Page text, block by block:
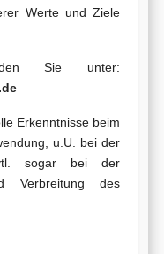
Werte und Ziele
Sie unter:
Erkenntnisse beim
u.U. bei der
sogar bei der
Verbreitung des